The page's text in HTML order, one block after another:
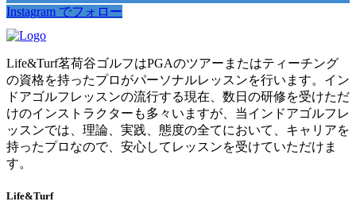
Instagram でフォロー
Life&Turf茗荷谷ゴルフはPGAのツアーまたはティーチング
の資格を持ったプロがパーソナルレッスンを行います。イン
ドアゴルフレッスンの流行する現在、数日の研修を受けただ
けのインストラクターも多々いますが、当インドアゴルフレ
ッスンでは、理論、実践、態度の全てにおいて、キャリアを
持ったプロなので、安心してレッスンを受けていただけま
す。
Life&Turf